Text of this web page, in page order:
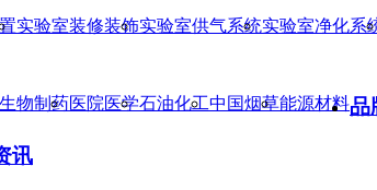
实验室装修装饰实验室供气系统实验室净化系
生物制药医院医学石油化工中国烟草能源材料品
讯